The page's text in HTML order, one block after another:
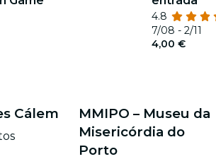
4.8
7/08 - 2/11
4,00 €
Cálem
MMIPO – Museu da
Misericórdia do
Porto